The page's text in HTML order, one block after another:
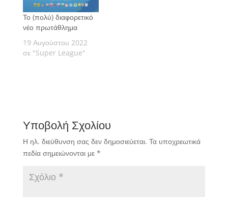
Το (πολύ) διαφορετικό
νέο πρωτάθλημα
19 Αυγούστου 2022
σε "Super League"
Υποβολή Σχολίου
Η ηλ. διεύθυνση σας δεν δημοσιεύεται. Τα υποχρεωτικά
πεδία σημειώνονται με *